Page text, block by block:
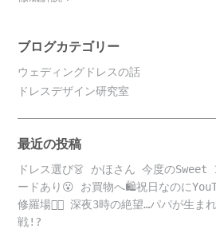
ブログカテゴリー
ウェディングドレスの話
ドレスデザイン研究室
最近の投稿
ドレス選び👗 かほさん 今度のSweet
ードあり😮 お買物へ🛍️祝日なのに
修羅場😵‍💫 深夜3時の絶望…パパが生ま
戦!?